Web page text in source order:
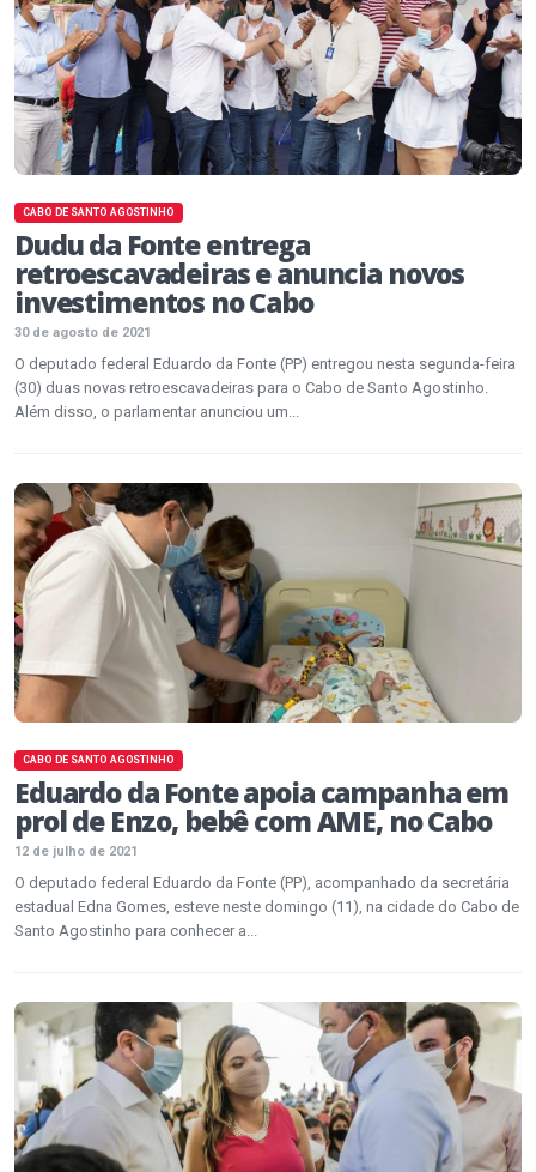
CABO DE SANTO AGOSTINHO
Dudu da Fonte entrega
retroescavadeiras e anuncia novos
investimentos no Cabo
30 de agosto de 2021
O deputado federal Eduardo da Fonte (PP) entregou nesta segunda-feira
(30) duas novas retroescavadeiras para o Cabo de Santo Agostinho.
Além disso, o parlamentar anunciou um...
CABO DE SANTO AGOSTINHO
Eduardo da Fonte apoia campanha em
prol de Enzo, bebê com AME, no Cabo
12 de julho de 2021
O deputado federal Eduardo da Fonte (PP), acompanhado da secretária
estadual Edna Gomes, esteve neste domingo (11), na cidade do Cabo de
Santo Agostinho para conhecer a...